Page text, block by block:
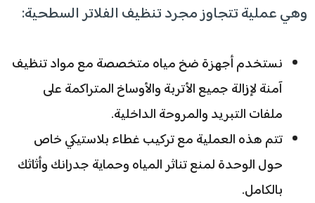
وهي عملية تتجاوز مجرد تنظيف الفلاتر السطحية:
نستخدم أجهزة ضخ مياه متخصصة مع مواد تنظيف
آمنة لإزالة جميع الأتربة والأوساخ المتراكمة على
ملفات التبريد والمروحة الداخلية.
تتم هذه العملية مع تركيب غطاء بلاستيكي خاص
حول الوحدة لمنع تناثر المياه وحماية جدرانك وأثاثك
بالكامل.